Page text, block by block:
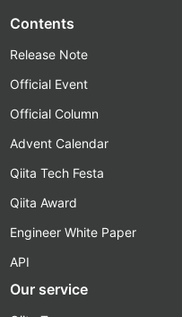
Contents
Release Note
Official Event
Official Column
Advent Calendar
Qiita Tech Festa
Qiita Award
Engineer White Paper
API
Our service